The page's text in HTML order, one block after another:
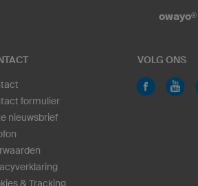
owayo®
formulier
nieuwsbrief
& Tracking
VOLG ONS